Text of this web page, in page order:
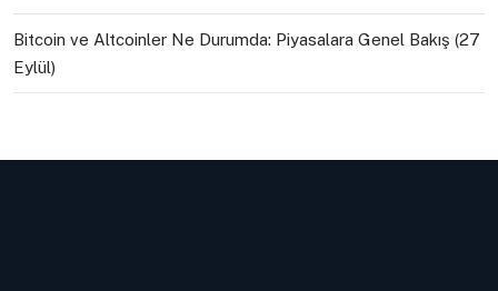
Bitcoin ve Altcoinler Ne Durumda: Piyasalara Genel Bakış (27
Eylül)